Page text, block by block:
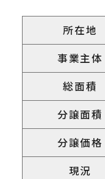
所在地
事業主体
総面積
分譲面積
分譲価格
現況